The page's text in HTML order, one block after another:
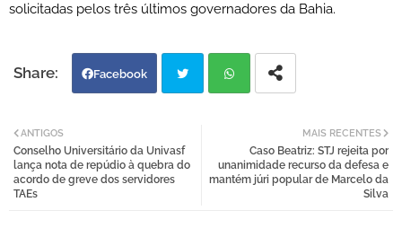
solicitadas pelos três últimos governadores da Bahia.
Facebook
tter
MAIS RECENTES
Caso Beatriz: STJ rejeita por
unanimidade recurso da defesa e
mantém júri popular de Marcelo da
Silva
ANTIGOS
Conselho Universitário da Univasf
lança nota de repúdio à quebra do
acordo de greve dos servidores
TAEs